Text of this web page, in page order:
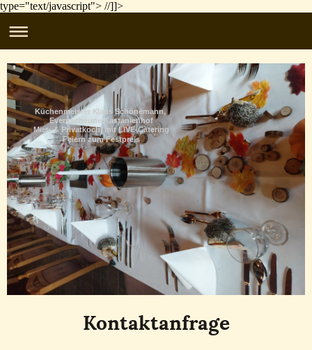
type="text/javascript"> //]]>
Küchenmeister Klaus Schönemann,
Eventscheune-Kastanienhof
Miet- & Privatkoch, mit LIVE-Catering
Feiern zum Festpreis
Kontaktanfrage